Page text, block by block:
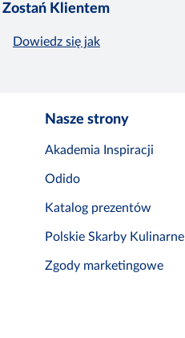
Zostań Klientem
Dowiedz się jak
Nasze strony
Akademia Inspiracji
Odido
Katalog prezentów
Polskie Skarby Kulinarne
Zgody marketingowe